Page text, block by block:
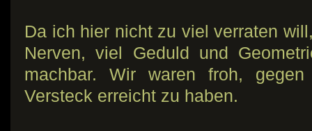
Da ich hier nicht zu viel verraten
Nerven, viel Geduld und
machbar. Wir waren froh,
Versteck erreicht zu haben.